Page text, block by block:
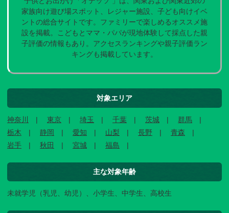
家族向け遊び場スポット、レジャー施設、子ども向けイベ
ントの総合サイトです。ファミリーで楽しめるオススメ施
設を掲載。こどもとママ・パパが現地体験して採点した親
子評価の情報もあり。アクセスランキングや親子評価ラン
キングも掲載しています。
対象エリア
神奈川 東京 埼玉 千葉 茨城
群馬
栃木
静岡 愛知 山梨 長野
青森
岩手
秋田 宮城 福島
主な対象年齢
未就学児（乳児、幼児）、小学生、中学生、高校生